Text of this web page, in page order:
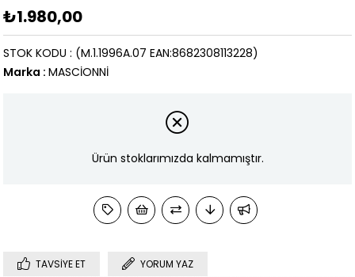
₺1.980,00
(M.1.1996A.07 EAN:8682308113228)
STOK KODU
Marka : MASCİONNİ
Ürün stoklarımızda kalmamıştır.
TAVSIYE ET YORUM YAZ